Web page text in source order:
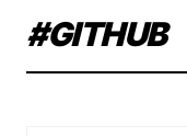
#GITHUB